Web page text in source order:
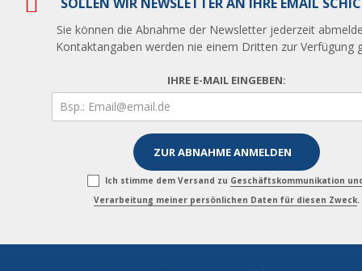
Sie können die Abnahme der Newsletter jederzeit
Kontaktangaben werden nie einem Dritten zur Verfügung
IHRE E-MAIL EINGEBEN:
Ich stimme dem Versand zu Geschäftskommunikation
Verarbeitung meiner persönlichen Daten für diesen Zweck.